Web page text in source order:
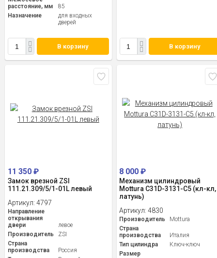
расстояние, мм
85
Назначение
для входных
дверей
В корзину В корзину
11 350 ₽
Замок врезной ZSI
111.21.309/5/1-01L левый
Артикул: 4797
Направление
открывания
двери
левое
Производитель
ZSI
Страна
производства
Россия
8 000₽
Механизм цилиндровый
Mottura C31D-3131-C5 (кл-кл,
латунь)
Артикул:4830
Производитель
Mottura
Страна
производства
Италия
Тип цилиндра
Ключ-ключ
Размер